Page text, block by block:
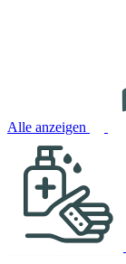
Alle anzeigen